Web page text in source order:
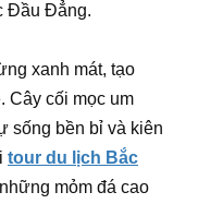
Đầu Đẳng.
xanh mát, tạo
Cây cối mọc um
sống bền bỉ và kiên
tour du lịch Bắc
mỏm đá cao